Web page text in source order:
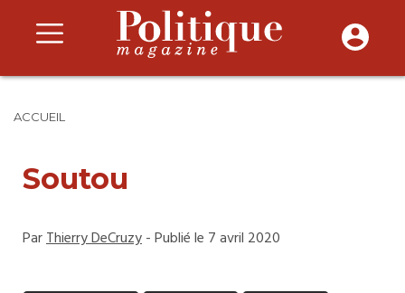
ACCUEIL
Soutou
ParThierry DeCruzy- Publié le 7 avril 2020